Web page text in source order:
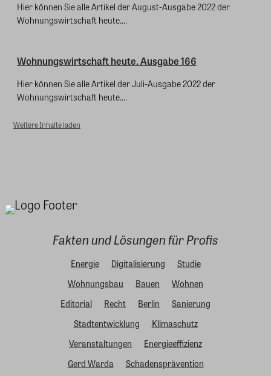
Hier können Sie alle Artikel der August-Ausgabe 2022 der
Wohnungswirtschaft heute....
Wohnungswirtschaft heute. Ausgabe 166
Hier können Sie alle Artikel der Juli-Ausgabe 2022 der
Wohnungswirtschaft heute....
Weitere Inhalte laden
Fakten und Lösungen für Profis
Energie Digitalisierung
Studie
Wohnungsbau
Bauen
Wohnen
Editorial
Recht Berlin
Sanierung
Stadtentwicklung
Klimaschutz
Veranstaltungen
Energieeffizienz
Gerd Warda
Schadensprävention